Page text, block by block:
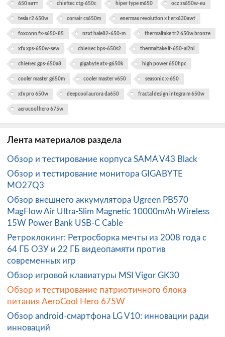
650 ватт chieftec ctg-650c hiper type m650 ocz zs650w-eu
tesla r2 650w corsair cs650m enermax revolution x t erx630awt
foxconn fx-s650-85 nzxt hale82-650-m thermaltake tr2 650w bronze
xfx xps-650w-sew chieftec bps-650s2 thermaltake lt-650-al2nl
chieftec gps-650a8 gigabyte atx-g650k high power 650hpc
cooler master g650m cooler master v650 seasonic x-650
xfx pro 650w deepcool aurora da650 fractal design integra m 650w
aerocool hero 675w
Лента материалов раздела
Обзор и тестирование корпуса SAMA V43 Black
Обзор и тестирование монитора GIGABYTE
MO27Q3
Обзор внешнего аккумулятора Ugreen PB570
MagFlow Air Ultra-Slim Magnetic 10000mAh Wireless
15W Power Bank USB-C Cable
Ретроклокинг: Ретросборка мечты из 2008 года с
64 ГБ ОЗУ и 22 ГБ видеопамяти против
современных игр
Обзор игровой клавиатуры MSI Vigor GK30
Обзор и тестирование патриотичного блока
питания AeroCool Hero 675W
Обзор android-смартфона LG V10: инновации ради
инноваций